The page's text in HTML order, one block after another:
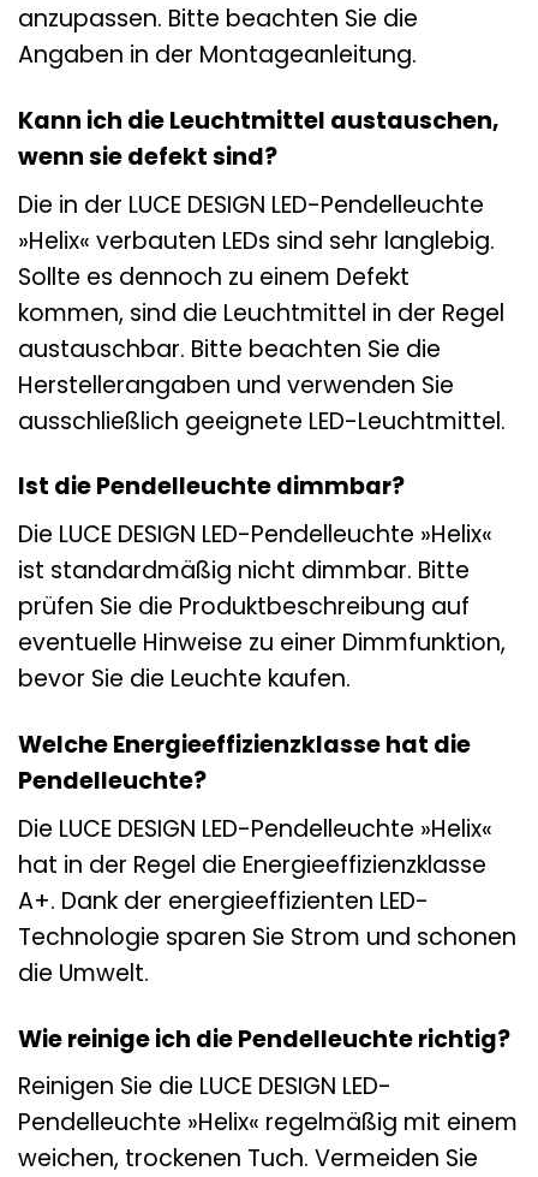
anzupassen. Bitte beachten Sie die
Angaben in der Montageanleitung.
Kann ich die Leuchtmittel austauschen,
wenn sie defekt sind?
Die in der LUCE DESIGN LED-Pendelleuchte
»Helix« verbauten LEDs sind sehr langlebig.
Sollte es dennoch zu einem Defekt
kommen, sind die Leuchtmittel in der Regel
austauschbar. Bitte beachten Sie die
Herstellerangaben und verwenden Sie
ausschließlich geeignete LED-Leuchtmittel.
Ist die Pendelleuchte dimmbar?
Die LUCE DESIGN LED-Pendelleuchte »Helix«
ist standardmäßig nicht dimmbar. Bitte
prüfen Sie die Produktbeschreibung auf
eventuelle Hinweise zu einer Dimmfunktion,
bevor Sie die Leuchte kaufen.
Welche Energieeffizienzklasse hat die
Pendelleuchte?
Die LUCE DESIGN LED-Pendelleuchte »Helix«
hat in der Regel die Energieeffizienzklasse
A+. Dank der energieeffizienten LED-
Technologie sparen Sie Strom und schonen
die Umwelt.
Wie reinige ich die Pendelleuchte richtig?
Reinigen Sie die LUCE DESIGN LED-
Pendelleuchte »Helix« regelmäßig mit einem
weichen, trockenen Tuch. Vermeiden Sie